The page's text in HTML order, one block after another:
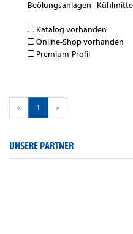
Beölungsanlagen ·
Katalog vorhanden
Online-Shop vorhanden
Premium-Profil
« 1 »
UNSERE PARTNER